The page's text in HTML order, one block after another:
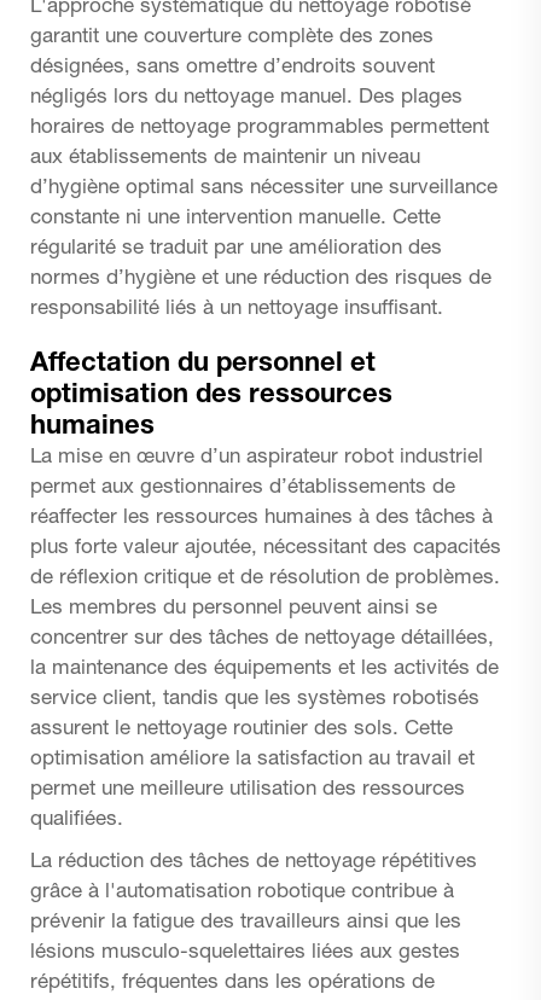
L'approche systématique du nettoyage robotisé
garantit une couverture complète des zones
désignées, sans omettre d’endroits souvent
négligés lors du nettoyage manuel. Des plages
horaires de nettoyage programmables permettent
aux établissements de maintenir un niveau
d’hygiène optimal sans nécessiter une surveillance
constante ni une intervention manuelle. Cette
régularité se traduit par une amélioration des
normes d’hygiène et une réduction des risques de
responsabilité liés à un nettoyage insuffisant.
Affectation du personnel et
optimisation des ressources
humaines
La mise en œuvre d’un aspirateur robot industriel
permet aux gestionnaires d’établissements de
réaffecter les ressources humaines à des tâches à
plus forte valeur ajoutée, nécessitant des capacités
de réflexion critique et de résolution de problèmes.
Les membres du personnel peuvent ainsi se
concentrer sur des tâches de nettoyage détaillées,
la maintenance des équipements et les activités de
service client, tandis que les systèmes robotisés
assurent le nettoyage routinier des sols. Cette
optimisation améliore la satisfaction au travail et
permet une meilleure utilisation des ressources
qualifiées.
La réduction des tâches de nettoyage répétitives
grâce à l'automatisation robotique contribue à
prévenir la fatigue des travailleurs ainsi que les
lésions musculo-squelettaires liées aux gestes
répétitifs, fréquentes dans les opérations de